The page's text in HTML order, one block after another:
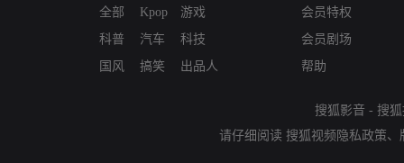
全部
科普
国风
Kpop
汽车
搞笑
游戏
科技
出品人
会员特权
会员剧场
帮助
搜狐影音 - 搜
请仔细阅读 搜狐视频隐私政策、